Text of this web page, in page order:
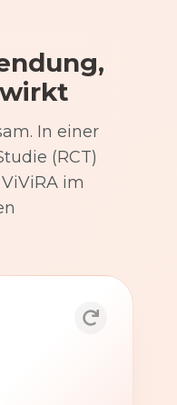
In einer
(RCT)
im
Wochen